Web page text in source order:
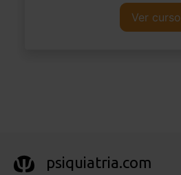
Ver curso
psiquiatria.com